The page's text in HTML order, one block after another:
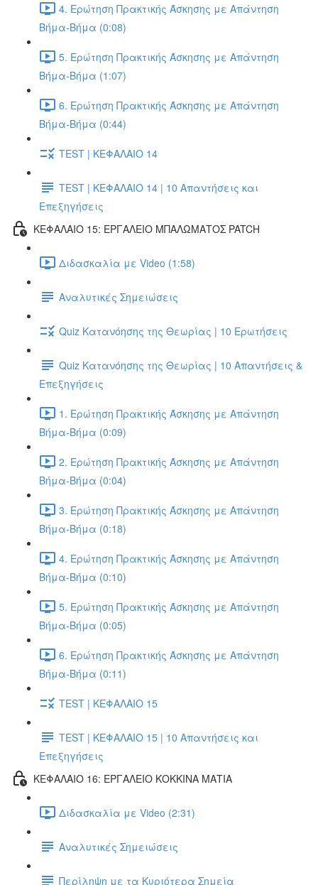
4. Ερώτηση Πρακτικής Άσκησης με Απάντηση
Βήμα-Βήμα (0:08)
5. Ερώτηση Πρακτικής Άσκησης με Απάντηση
Βήμα-Βήμα (1:07)
6. Ερώτηση Πρακτικής Άσκησης με Απάντηση
Βήμα-Βήμα (0:44)
TEST | ΚΕΦΑΛΑΙΟ 14
TEST | ΚΕΦΑΛΑΙΟ 14 | 10 Απαντήσεις και
Επεξηγήσεις
ΚΕΦΑΛΑΙΟ 15: ΕΡΓΑΛΕΙΟ ΜΠΑΛΩΜΑΤΟΣ PATCH
Διδασκαλία με Video (1:58)
Αναλυτικές Σημειώσεις
Quiz Κατανόησης της Θεωρίας | 10 Ερωτήσεις
Quiz Κατανόησης της Θεωρίας | 10 Απαντήσεις &
Επεξηγήσεις
1. Ερώτηση Πρακτικής Άσκησης με Απάντηση
Βήμα-Βήμα (0:09)
2. Ερώτηση Πρακτικής Άσκησης με Απάντηση
Βήμα-Βήμα (0:04)
3. Ερώτηση Πρακτικής Άσκησης με Απάντηση
Βήμα-Βήμα (0:18)
4. Ερώτηση Πρακτικής Άσκησης με Απάντηση
Βήμα-Βήμα (0:10)
5. Ερώτηση Πρακτικής Άσκησης με Απάντηση
Βήμα-Βήμα (0:05)
6. Ερώτηση Πρακτικής Άσκησης με Απάντηση
Βήμα-Βήμα (0:11)
TEST | ΚΕΦΑΛΑΙΟ 15
TEST | ΚΕΦΑΛΑΙΟ 15 | 10 Απαντήσεις και
Επεξηγήσεις
ΚΕΦΑΛΑΙΟ 16: ΕΡΓΑΛΕΙΟ ΚΟΚΚΙΝΑ ΜΑΤΙΑ
Διδασκαλία με Video (2:31)
Αναλυτικές Σημειώσεις
Περίληψη με τα Κυριότερα Σημεία